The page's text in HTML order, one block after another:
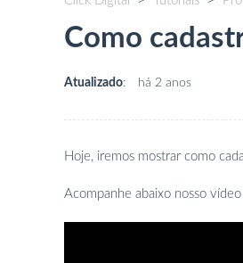
Como
Atualizado: há 2 anos
Hoje, iremos mostrar como
Acompanhe abaixo nosso